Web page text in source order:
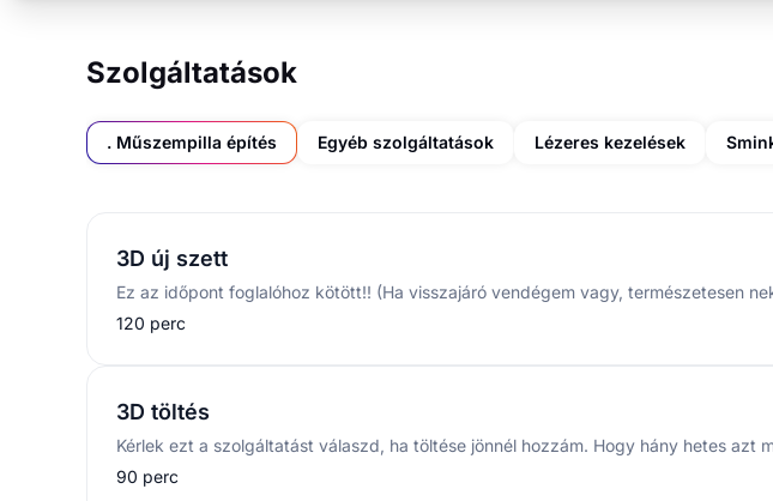
Szolgáltatások
. Műszempilla építés Egyéb szolgáltatások Lézeres kezelések
3D új szett
120 perc
3D töltés
90 perc